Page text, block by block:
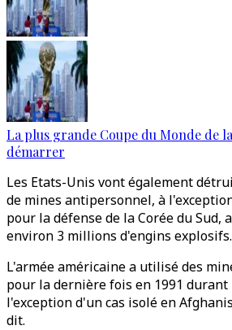
La plus grande Coupe du Monde de
démarrer
Les Etats-Unis vont également
de mines antipersonnel, à
pour la défense de la Corée du Sud,
environ 3 millions d'engins explosifs.
L'armée américaine a utilisé des
pour la dernière fois en 1991 durant
l'exception d'un cas isolé en
dit.